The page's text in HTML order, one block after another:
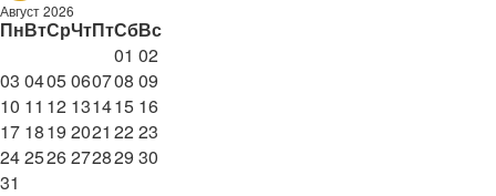
Август 2026
ПнВтСрЧтПтСбВс
01 02
03 0405060708 09
10 11 12 131415 16
17 1819 2021 2223
242526272829 30
31